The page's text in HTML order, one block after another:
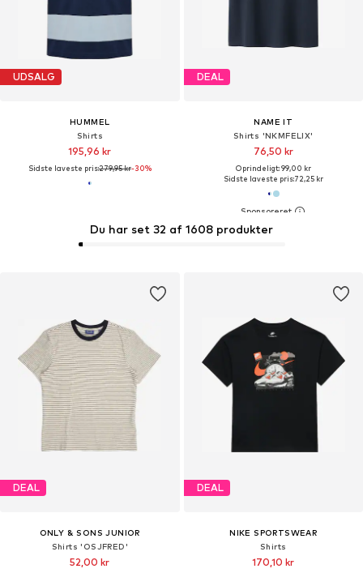
UDSALG
HUMMEL
Shirts
195,96 kr
Sidste laveste pris:279,95 kr-30%
DEAL
NAME IT
Shirts 'NKMFELIX'
76,50 kr
Oprindeligt: 99,00 kr
Sidste laveste pris:72,25 kr
DEAL
ONLY & SONS JUNIOR
Shirts 'OSJFRED'
52,00 kr
DEAL
NIKE SPORTSWEAR
Shirts
170,10 kr
Du har set 32 af 1608 produkter